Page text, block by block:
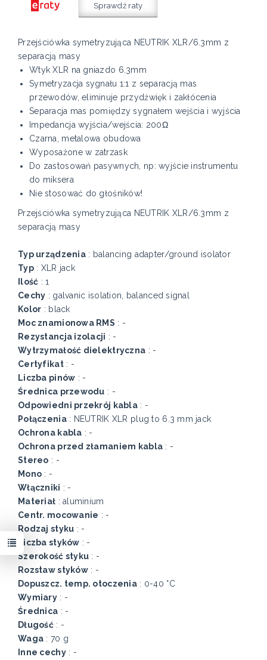
Sprawdź raty
Przejściówka symetryzująca NEUTRIK XLR/6.3mm z
separacją masy
Wtyk XLR na gniazdo 6.3mm
Symetryzacja sygnału 1:1 z separacją mas
przewodów, eliminuje przydźwięk i zakłócenia
Separacja mas pomiędzy sygnałem wejścia i wyjścia
Impedancja wyjścia/wejścia: 200Ω
Czarna, metalowa obudowa
Wyposażone w zatrzask
Do zastosowań pasywnych, np: wyjście instrumentu
do miksera
Nie stosować do głośników!
Przejściówka symetryzująca NEUTRIK XLR/6.3mm z
separacją masy
Typ urządzenia: balancing adapter/ground isolator
Typ: XLR jack
Ilość : 1
Cechy : galvanic isolation, balanced signal
Kolor : black
Moc znamionowa RMS : -
Rezystancja izolacji : -
Wytrzymałość dielektryczna : -
Certyfikat: -
Liczba pinów : -
Średnica przewodu : -
Odpowiedni przekrój kabla : -
Połączenia: NEUTRIK XLR plug to 6.3 mm jack
Ochrona kabla : -
Ochrona przed złamaniem kabla : -
Stereo : -
Mono : -
Włączniki : -
Materiał : aluminium
Centr. mocowanie : -
Rodzaj styku : -
Liczba styków : -
Szerokość styku : -
Rozstaw styków: -
Dopuszcz. temp. otoczenia : 0-40 °C
Wymiary: -
Średnica : -
Długość: -
Waga : 70 g
Inne cechy: -